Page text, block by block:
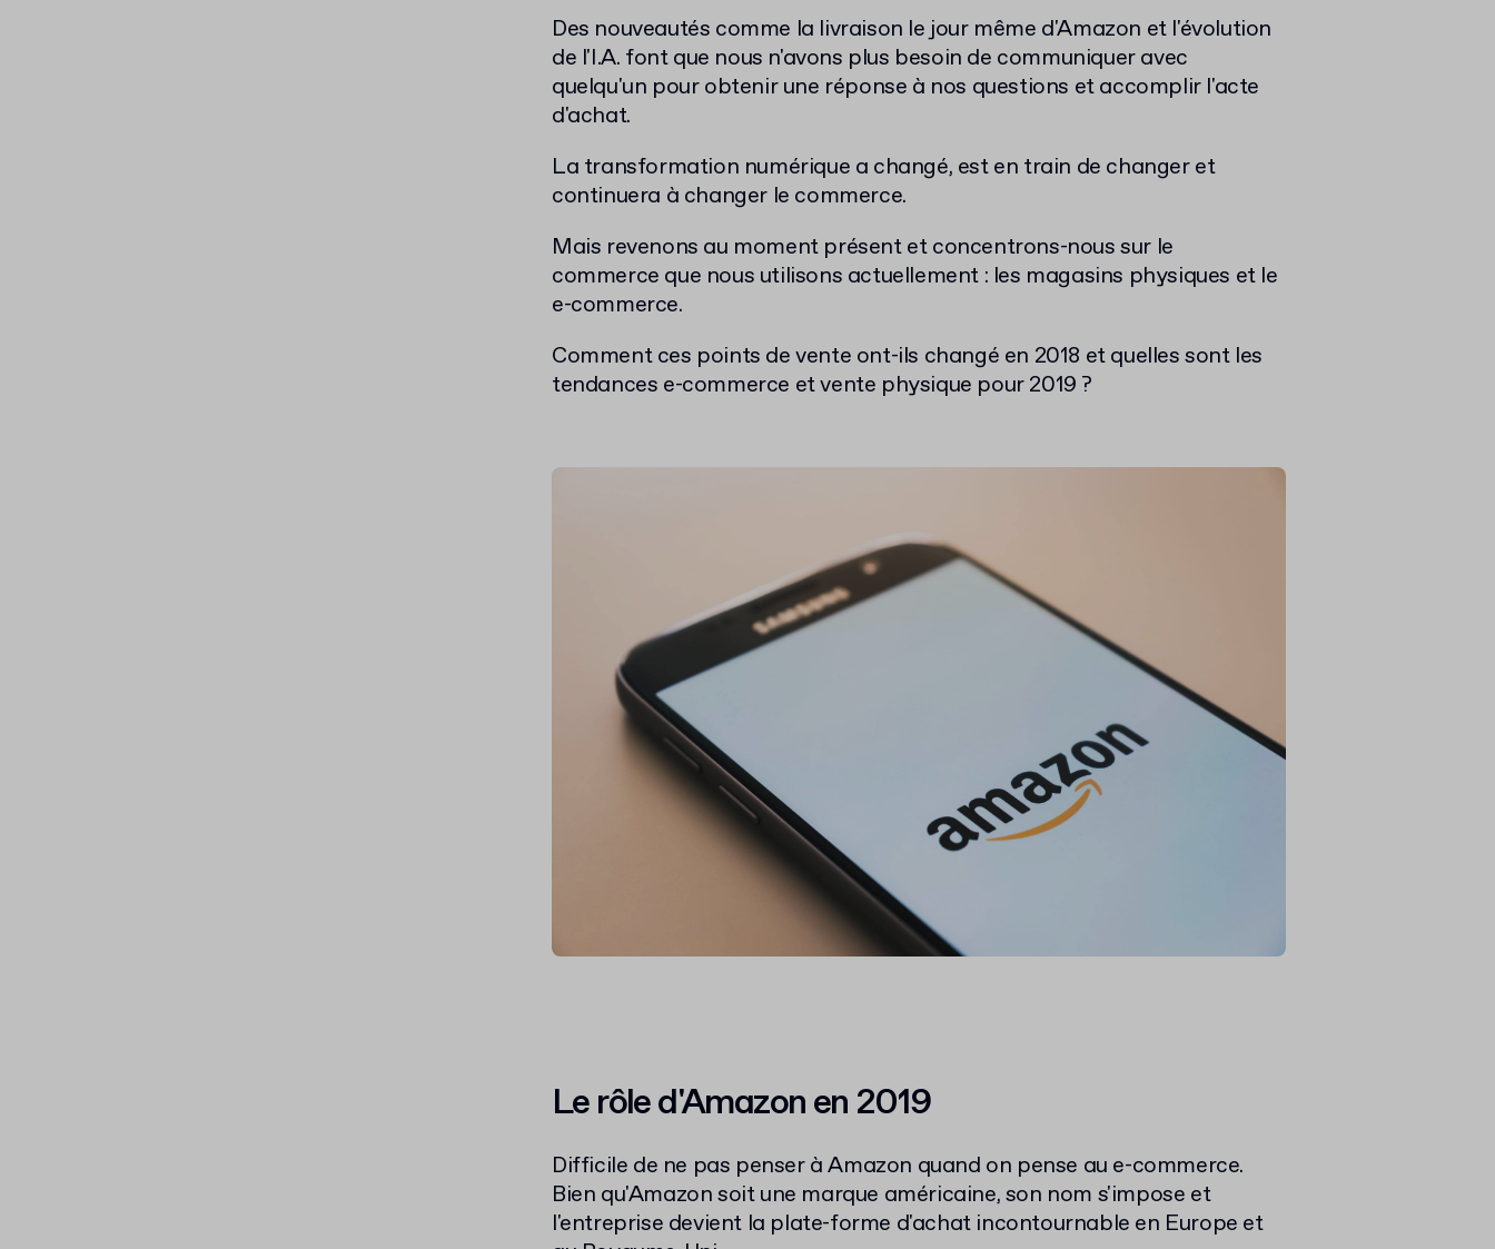
Des nouveautés comme la livraison le jour même d'Amazon et l'évolution
de l'I.A. font que nous n'avons plus besoin de communiquer avec
quelqu'un pour obtenir une réponse à nos questions et accomplir l'acte
d'achat.
La transformation numérique a changé, est en train de changer et
continuera à changer le commerce.
Mais revenons au moment présent et concentrons-nous sur le
commerce que nous utilisons actuellement : les magasins physiques et le
e-commerce.
Comment ces points de vente ont-ils changé en 2018 et quelles sont les
tendances e-commerce et vente physique pour 2019 ?
Le rôle d'Amazon en 2019
Difficile de ne pas penser à Amazon quand on pense au e-commerce.
Bien qu'Amazon soit une marque américaine, son nom s'impose et
l'entreprise devient la plate-forme d'achat incontournable en Europe et